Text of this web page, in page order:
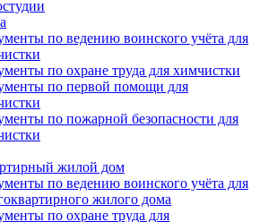
по ведению воинского учёта для
по охране труда для химчистки
по первой помощи для
по пожарной безопасности для
жилой дом
по ведению воинского учёта для
жилого дома
по охране труда для